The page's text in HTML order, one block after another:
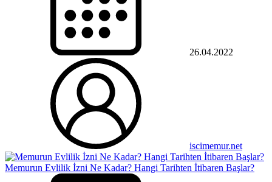
26.04.2022
iscimemur.net
Memurun Evlilik İzni Ne Kadar? Hangi Tarihten İtibaren Başlar?